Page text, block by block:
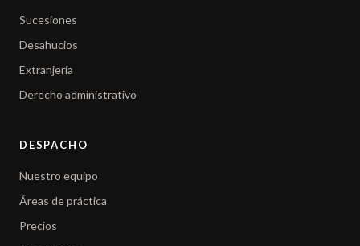
Sucesiones
Desahucios
Extranjería
Derecho administrativo
DESPACHO
Nuestro equipo
Áreas de práctica
Precios